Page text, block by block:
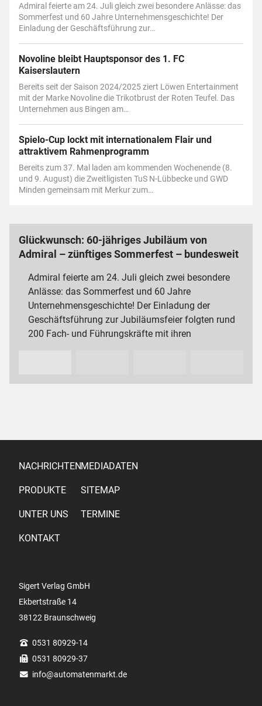
Admiral feierte am 24. Juli gleich zwei besondere Anlässe: das
Sommerfest und 60 Jahre Unternehmensgeschichte! Der
Einladung der Geschäftsführung zur…
Novoline bleibt Hauptsponsor des 1. FC
Kaiserslautern
Bereits seit der Saison 2024/2025 ziert Löwen Entertainment
mit der Marke Novoline die Trikotbrust der Roten Teufel. Das
Unternehmen aus Bingen am…
Spielo-Cup lockt mit internationalem Flair und
attraktivem Rahmenprogramm
Bereits zum 37. Mal laden am kommenden Wochenende (8.
und 9. August) die Zweitligisten TuS N-Lübbecke und GWD
Minden gemeinsam mit Merkur zum…
Glückwunsch: 60-jähriges Jubiläum von
Admiral – zünftiges Sommerfest – bundesweit
Admiral feierte am 24. Juli gleich zwei besondere
Anlässe: das Sommerfest und 60 Jahre
Unternehmensgeschichte! Der Einladung der
Geschäftsführung zur Jubiläumsfeier folgten rund
200 Fach- und Führungskräfte mit ihren
NACHRICHTEN
PRODUKTE
UNTER UNS
KONTAKT
MEDIADATEN
SITEMAP
TERMINE
Sigert Verlag GmbH
Ekbertstraße 14
38122 Braunschweig
0531 80929-14
0531 80929-37
info@automatenmarkt.de